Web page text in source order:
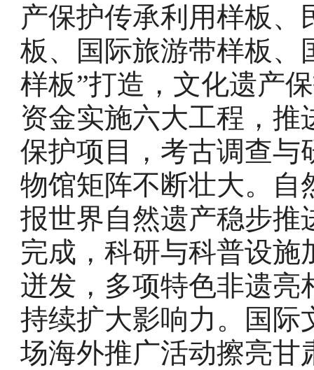
产保护传承利用样板
板、国际旅游带样板、
样板”打造，文化遗产
资金实施六大工程，
保护项目，考古调查与
物馆矩阵不断壮大。自
报世界自然遗产稳步推
完成，科研与科普设
迸发，多项特色非遗亮
持续扩大影响力。国际
场海外推广活动擦亮甘